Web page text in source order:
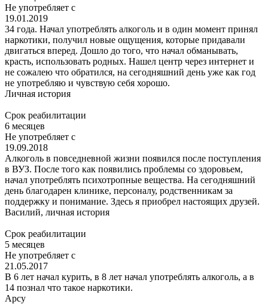
Не употребляет с
19.01.2019
34 года. Начал употреблять алкоголь и в один момент принял
наркотики, получил новые ощущения, которые придавали
двигаться вперед. Дошло до того, что начал обманывать,
красть, использовать родных. Нашел центр через интернет и
не сожалею что обратился, на сегодняшний день уже как год
не употребляю и чувствую себя хорошо.
Личная история
Срок реабилитации
6 месяцев
Не употребляет с
19.09.2018
Алкоголь в повседневной жизни появился после поступления
в ВУЗ. После того как появились проблемы со здоровьем,
начал употреблять психотропные вещества. На сегодняшний
день благодарен клинике, персоналу, родственникам за
поддержку и понимание. Здесь я приобрел настоящих друзей.
Василий, личная история
Срок реабилитации
5 месяцев
Не употребляет с
21.05.2017
В 6 лет начал курить, в 8 лет начал употреблять алкоголь, а в
14 познал что такое наркотики.
Арсу